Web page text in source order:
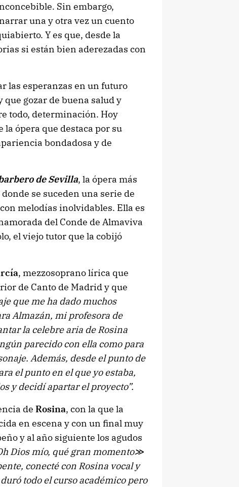
Sin embargo,
una y otra vez un cuento
Y es que, desde la
si están bien aderezadas con
las esperanzas en un futuro
que gozar de buena salud y
todo, determinación. Hoy
ópera que destaca por su
bondadosa y de
de Sevilla, la ópera más
se suceden una serie de
melodías inolvidables. Ella es
del Conde de Almaviva
el viejo tutor que la cobijó
, mezzosoprano lírica que
de Canto de Madrid y que
que me ha dado muchos
Almazán, mi profesora de
la celebre aria de Rosina
parecido con ella como para
Además, desde el punto de
el punto en el que yo estaba,
y decidí apartar el proyecto”.
de Rosina, con la que la
en escena y con un final muy
y al año siguiente los agudos
Dios mío, qué gran momento≫
conecté con Rosina vocal y
todo el curso académico pero